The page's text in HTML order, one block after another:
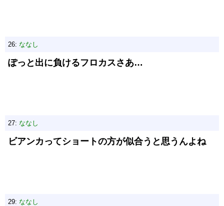
26: ななし
ぽっと出に負けるフロカスさあ…
27: ななし
ビアンカってショートの方が似合うと思うんよね
29: ななし